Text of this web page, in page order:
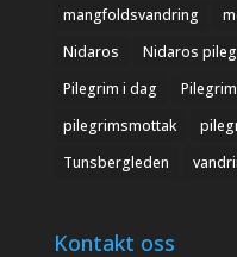
mangfoldsvandring
Nidaros
Nidaros
Pilegrim i dag
pilegrimsmottak
Tunsbergleden
Kontakt oss